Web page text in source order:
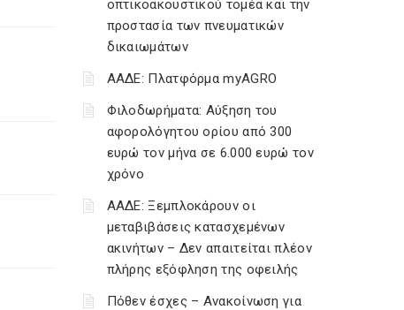
οπτικοακουστικού τομέα και την
προστασία των πνευματικών
δικαιωμάτων
ΑΑΔΕ: Πλατφόρμα myAGRO
Φιλοδωρήματα: Αύξηση του
αφορολόγητου ορίου από 300
ευρώ τον μήνα σε 6.000 ευρώ τον
χρόνο
ΑΑΔΕ: Ξεμπλοκάρουν οι
μεταβιβάσεις κατασχεμένων
ακινήτων – Δεν απαιτείται πλέον
πλήρης εξόφληση της οφειλής
Πόθεν έσχες – Ανακοίνωση για